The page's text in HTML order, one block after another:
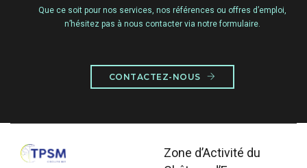
Que ce soit pour nos services, nos références ou offres d’emploi,
n’hésitez pas à nous contacter via notre formulaire.
CONTACTEZ-NOUS
Zone d’Activité du